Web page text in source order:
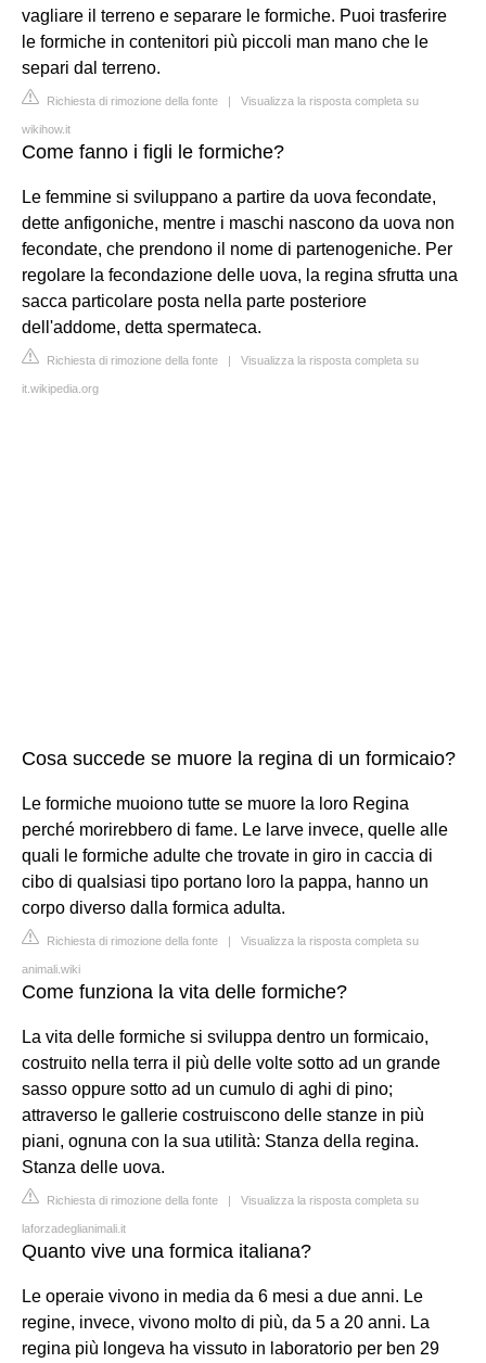
vagliare il terreno e separare le formiche. Puoi trasferire
le formiche in contenitori più piccoli man mano che le
separi dal terreno.
Richiesta di rimozione della fonte | Visualizza la risposta completa su
wikihow.it
Come fanno i figli le formiche?
Le femmine si sviluppano a partire da uova fecondate,
dette anfigoniche, mentre i maschi nascono da uova non
fecondate, che prendono il nome di partenogeniche. Per
regolare la fecondazione delle uova, la regina sfrutta una
sacca particolare posta nella parte posteriore
dell'addome, detta spermateca.
Richiesta di rimozione della fonte | Visualizza la risposta completa su
it.wikipedia.org
Cosa succede se muore la regina di un formicaio?
Le formiche muoiono tutte se muore la loro Regina
perché morirebbero di fame. Le larve invece, quelle alle
quali le formiche adulte che trovate in giro in caccia di
cibo di qualsiasi tipo portano loro la pappa, hanno un
corpo diverso dalla formica adulta.
Richiesta di rimozione della fonte | Visualizza la risposta completa su
animali.wiki
Come funziona la vita delle formiche?
La vita delle formiche si sviluppa dentro un formicaio,
costruito nella terra il più delle volte sotto ad un grande
sasso oppure sotto ad un cumulo di aghi di pino;
attraverso le gallerie costruiscono delle stanze in più
piani, ognuna con la sua utilità: Stanza della regina.
Stanza delle uova.
Richiesta di rimozione della fonte | Visualizza la risposta completa su
laforzadeglianimali.it
Quanto vive una formica italiana?
Le operaie vivono in media da 6 mesi a due anni. Le
regine, invece, vivono molto di più, da 5 a 20 anni. La
regina più longeva ha vissuto in laboratorio per ben 29